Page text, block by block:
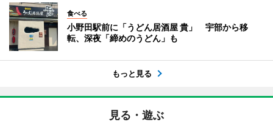
食べる
小野田駅前に「うどん居酒屋 貴」 宇部から移
転、深夜「締めのうどん」も
もっと見る
見る・遊ぶ